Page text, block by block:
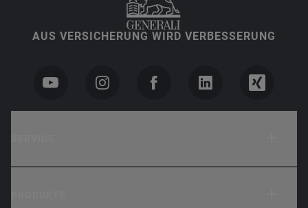
AUS VERSICHERUNG WIRD VERBESSERUNG